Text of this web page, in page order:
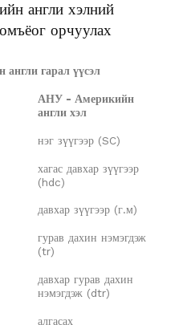
англи хэлний
орчуулах
англи гарал үүсэл
АНУ - Америкийн
англи хэл
нэг зүүгээр (SC)
хагас давхар зүүгээр
(hdc)
давхар зүүгээр (г.м)
гурав дахин нэмэгдэж
(tr)
давхар гурав дахин
нэмэгдэж (dtr)
алгасах